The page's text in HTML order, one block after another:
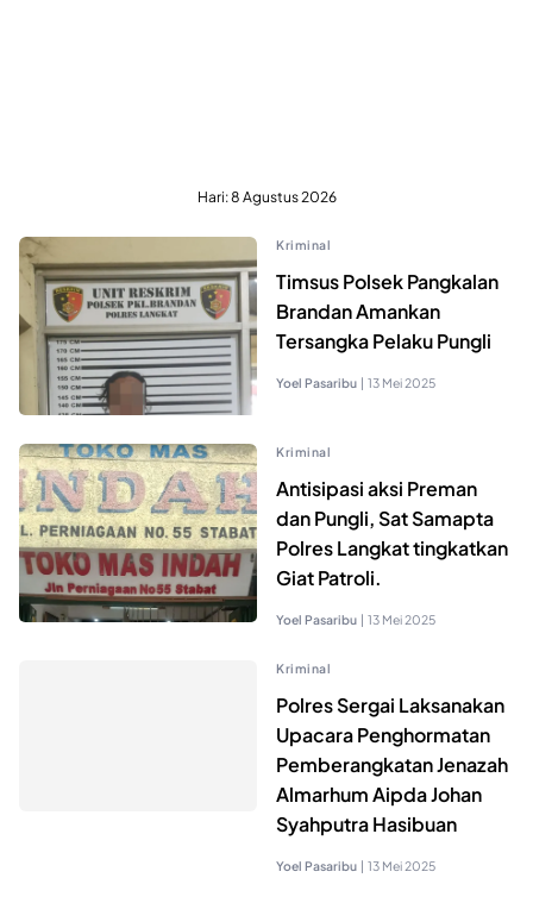
Hari:8 Agustus 2026
Kriminal
Timsus Polsek Pangkalan
Brandan Amankan
Tersangka Pelaku Pungli
Yoel Pasaribu | 13 Mei 2025
Kriminal
Antisipasi aksi Preman
dan Pungli, Sat Samapta
Polres Langkat tingkatkan
Giat Patroli.
Yoel Pasaribu | 13 Mei 2025
Kriminal
Polres Sergai Laksanakan
Upacara Penghormatan
Pemberangkatan Jenazah
Almarhum Aipda Johan
Syahputra Hasibuan
Yoel Pasaribu | 13 Mei 2025